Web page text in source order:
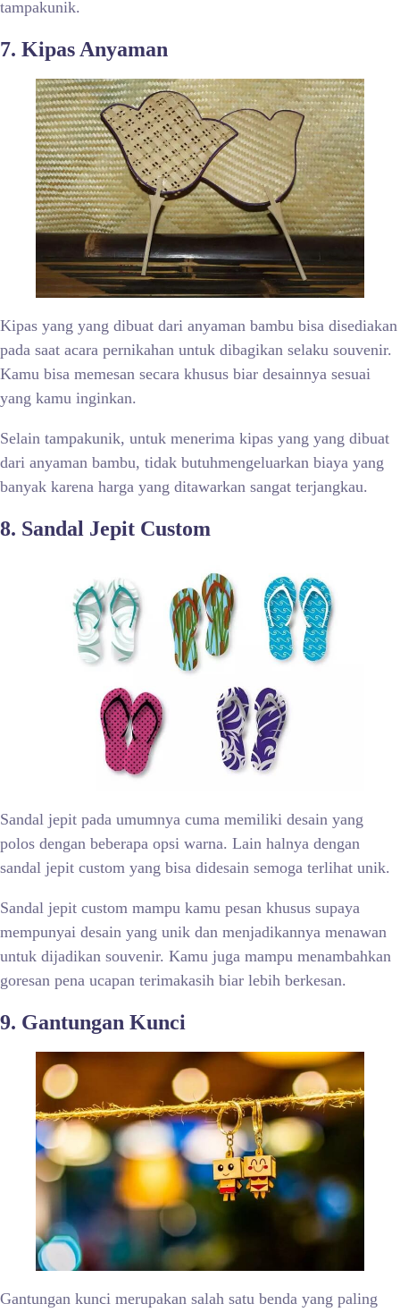
tampakunik.
7. Kipas Anyaman
Kipas yang yang dibuat dari anyaman bambu bisa disediakan
pada saat acara pernikahan untuk dibagikan selaku souvenir.
Kamu bisa memesan secara khusus biar desainnya sesuai
yang kamu inginkan.
Selain tampakunik, untuk menerima kipas yang yang dibuat
dari anyaman bambu, tidak butuhmengeluarkan biaya yang
banyak karena harga yang ditawarkan sangat terjangkau.
8. Sandal Jepit Custom
Sandal jepit pada umumnya cuma memiliki desain yang
polos dengan beberapa opsi warna. Lain halnya dengan
sandal jepit custom yang bisa didesain semoga terlihat unik.
Sandal jepit custom mampu kamu pesan khusus supaya
mempunyai desain yang unik dan menjadikannya menawan
untuk dijadikan souvenir. Kamu juga mampu menambahkan
goresan pena ucapan terimakasih biar lebih berkesan.
9. Gantungan Kunci
Gantungan kunci merupakan salah satu benda yang paling